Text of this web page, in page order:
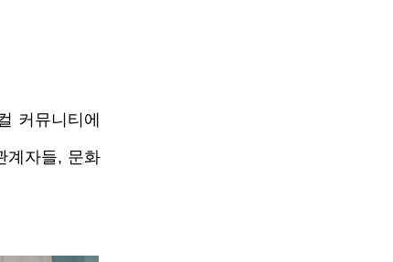
커뮤니티에
계자들, 문화